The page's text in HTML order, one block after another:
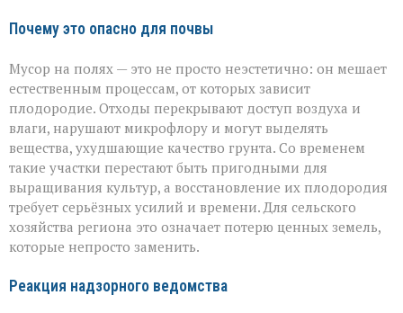
Почему это опасно для почвы
Мусор на полях — это не просто неэстетично: он мешает
естественным процессам, от которых зависит
плодородие. Отходы перекрывают доступ воздуха и
влаги, нарушают микрофлору и могут выделять
вещества, ухудшающие качество грунта. Со временем
такие участки перестают быть пригодными для
выращивания культур, а восстановление их плодородия
требует серьёзных усилий и времени. Для сельского
хозяйства региона это означает потерю ценных земель,
которые непросто заменить.
Реакция надзорного ведомства